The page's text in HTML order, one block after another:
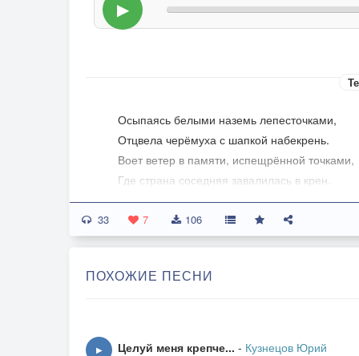
▶
Осыпаясь белыми наземь лепесточками,
Отцвела черёмуха с шапкой набекрень.
Воет ветер в памяти, испещрённой точками,
Где страна соседняя завалилась в крен.
Ломятся безумные с кАмнями за пазухой,
С неприкрытым нужником в чужеродный мир.
Всё, что было нажито, высосал вампир.
Бьются лбом припадочным, мёдом льётся
33 7 106
ПОХОЖИЕ ПЕСНИ
▶ Целуй меня крепче... - Кузнецов Юрий